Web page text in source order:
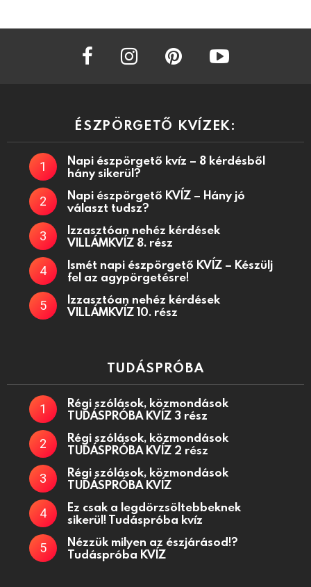
facebook instagram
ÉSZPÖRGETŐ KVÍZEK:
Napi észpörgető kvíz – 8 kérdésből
hány sikerül?
Napi észpörgető KVÍZ – Hány jó
választ tudsz?
Izzasztóan nehéz kérdések
VILLÁMKVÍZ 8. rész
Ismét napi észpörgető KVÍZ – Készülj
fel az agypörgetésre!
Izzasztóan nehéz kérdések
VILLÁMKVÍZ 10. rész
TUDÁSPRÓBA
Régi szólások, közmondások
TUDÁSPRÓBA KVÍZ 3 rész
Régi szólások, közmondások
TUDÁSPRÓBA KVÍZ 2 rész
Régi szólások, közmondások
TUDÁSPRÓBA KVÍZ
Ez csak a legdörzsöltebbeknek
sikerül! Tudáspróba kvíz
Nézzük milyen az észjárásod!?
Tudáspróba KVÍZ